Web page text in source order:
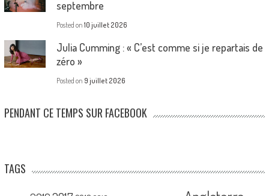
septembre
Posted on 10 juillet 2026
Julia Cumming : « C’est comme si je repartais de
zéro »
Posted on 9 juillet 2026
PENDANT CE TEMPS SUR FACEBOOK
TAGS